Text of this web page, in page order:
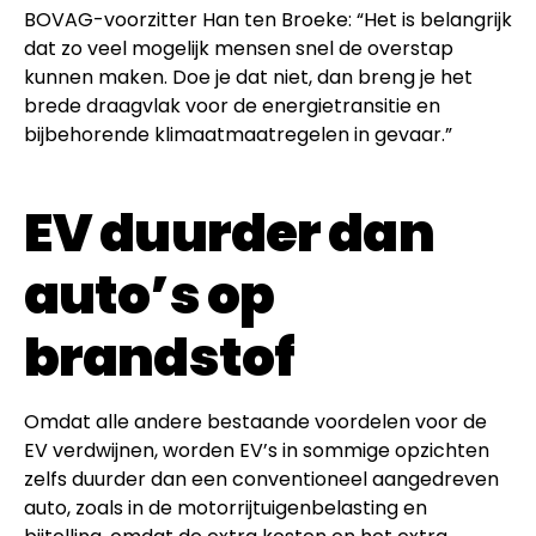
BOVAG-voorzitter Han ten Broeke: “Het is belangrijk
dat zo veel mogelijk mensen snel de overstap
kunnen maken. Doe je dat niet, dan breng je het
brede draagvlak voor de energietransitie en
bijbehorende klimaatmaatregelen in gevaar.”
EV duurder dan
auto’s op
brandstof
Omdat alle andere bestaande voordelen voor de
EV verdwijnen, worden EV’s in sommige opzichten
zelfs duurder dan een conventioneel aangedreven
auto, zoals in de motorrijtuigenbelasting en